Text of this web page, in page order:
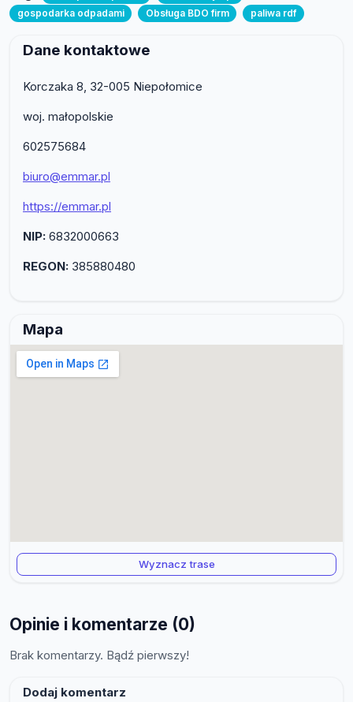
gospodarka odpadami
Obsługa BDO firm paliwa rdf
Dane kontaktowe
Korczaka 8, 32-005 Niepołomice
woj. małopolskie
602575684
biuro@emmar.pl
https://emmar.pl
NIP: 6832000663
REGON: 385880480
Mapa
Wyznacz trase
Opinie i komentarze (0)
Brak komentarzy. Bądź pierwszy!
Dodaj komentarz